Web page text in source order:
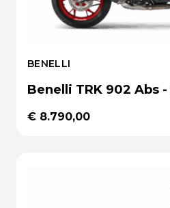
BENELLI
Benelli TRK 902 Abs
€ 8.790,00